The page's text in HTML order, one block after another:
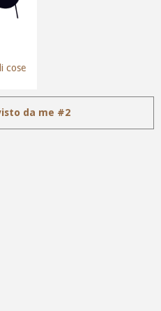
cose
da me #2